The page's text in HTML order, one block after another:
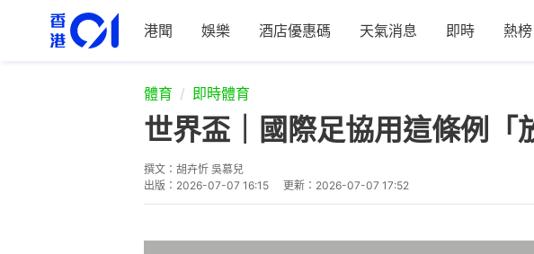
港聞 娛樂 酒店優惠碼 天氣消息 即時 熱榜
體育 即時體育
世界盃｜國際足協用這條例
撰文： 胡卉忻 吳慕兒
出版： 2026-07-07 16:15 更新： 2026-07-07 17:52